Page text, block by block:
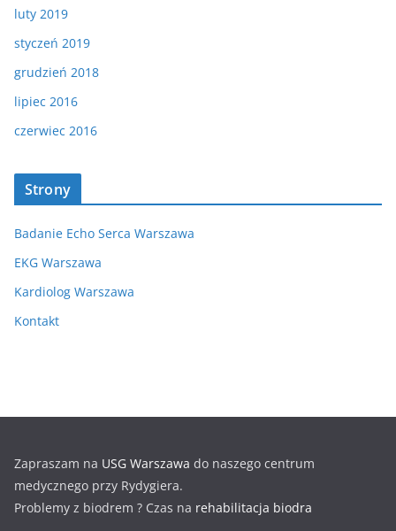
luty 2019
styczeń 2019
grudzień 2018
lipiec 2016
czerwiec 2016
Strony
Badanie Echo Serca Warszawa
EKG Warszawa
Kardiolog Warszawa
Kontakt
Zapraszam na USG Warszawa do naszego centrum
medycznego przy Rydygiera.
Problemy z biodrem ? Czas na rehabilitacja biodra